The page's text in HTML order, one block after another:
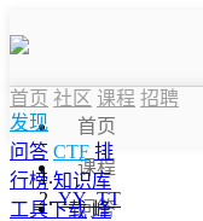
首页
课程
问答
首页 社区 课程 招聘
发现
问答 CTF 排
行榜 知识库
工具下载 峰
YY_TT